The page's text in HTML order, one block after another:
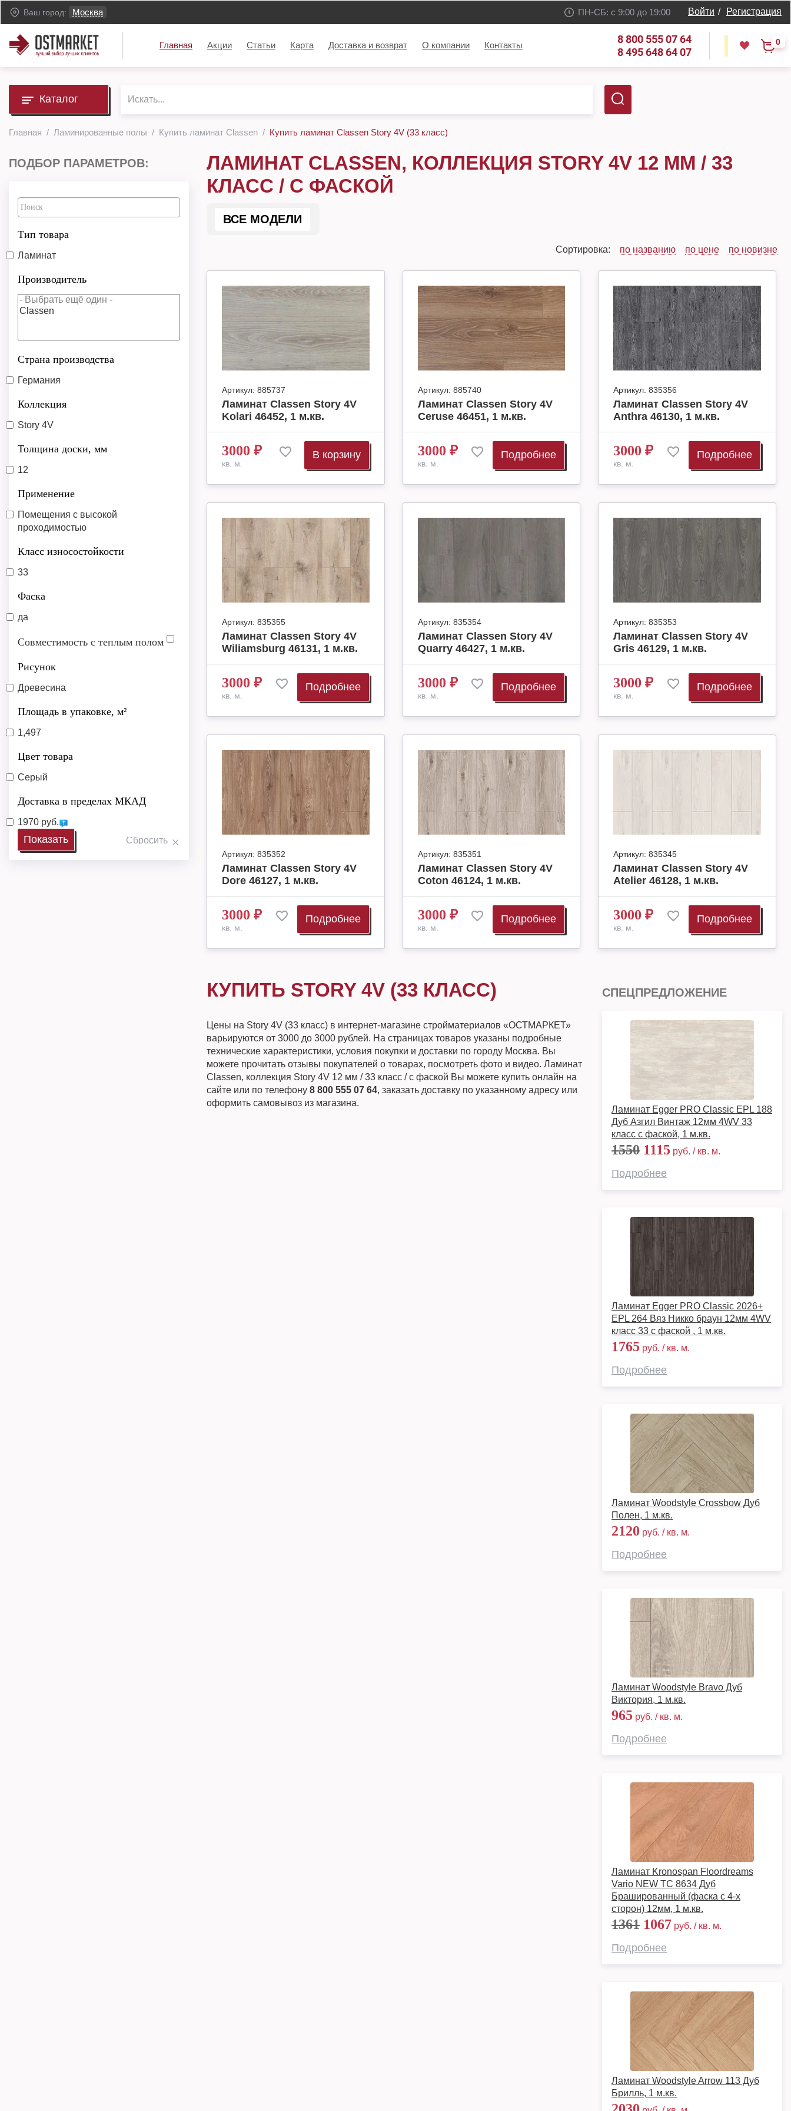
Ваш город: Москва ПН-СБ: с 9:00 до 19:00 Войти / Регистрация
Главная Акции Статьи Карта Доставка и возврат О компании Контакты
8 800 555 07 64
8 495 648 64 07
0
Каталог
Главная Ламинированные полы Купить ламинат Classen Купить ламинат Classen Story 4V (33 класс)
ПОДБОР ПАРАМЕТРОВ:
Тип товара
Ламинат
Производитель
Страна производства
Германия
Коллекция
Story 4V
Толщина доски, мм
12
Применение
Помещения с высокой
проходимостью
Класс износостойкости
33
Фаска
да
Совместимость с теплым полом
Рисунок
Древесина
Площадь в упаковке, м²
1,497
Цвет товара
Серый
Доставка в пределах МКАД
1970 руб.
ЛАМИНАТ CLASSEN, КОЛЛЕКЦИЯ STORY 4V 12 ММ / 33
КЛАСС / С ФАСКОЙ
ВСЕ МОДЕЛИ
Сортировка: по названию по цене по новизне
Артикул: 885737
Ламинат Classen Story 4V
Kolari 46452, 1 м.кв.
3000 ₽
кв. м.
В корзину
Артикул: 885740
Ламинат Classen Story 4V
Ceruse 46451, 1 м.кв.
3000 ₽
кв. м.
Подробнее
Артикул: 835356
Ламинат Classen Story 4V
Anthra 46130, 1 м.кв.
3000 ₽
кв. м.
Подробнее
Артикул: 835355
Ламинат Classen Story 4V
Wiliamsburg 46131, 1 м.кв.
3000 ₽
кв. м.
Подробнее
Артикул: 835354
Ламинат Classen Story 4V
Quarry 46427, 1 м.кв.
3000 ₽
кв. м.
Подробнее
Артикул: 835353
Ламинат Classen Story 4V
Gris 46129, 1 м.кв.
3000 ₽
кв. м.
Подробнее
Артикул: 835352
Ламинат Classen Story 4V
Dore 46127, 1 м.кв.
3000 ₽
кв. м.
Подробнее
Артикул: 835351
Ламинат Classen Story 4V
Coton 46124, 1 м.кв.
3000 ₽
кв. м.
Подробнее
Артикул: 835345
Ламинат Classen Story 4V
Atelier 46128, 1 м.кв.
3000 ₽
кв. м.
Подробнее
КУПИТЬ STORY 4V (33 КЛАСС)
Цены на Story 4V (33 класс) в интернет-магазине стройматериалов «ОСТМАРКЕТ»
варьируются от 3000 до 3000 рублей. На страницах товаров указаны подробные
технические характеристики, условия покупки и доставки по городу Москва. Вы
можете прочитать отзывы покупателей о товарах, посмотреть фото и видео. Ламинат
Classen, коллекция Story 4V 12 мм / 33 класс / с фаской Вы можете купить онлайн на
сайте или по телефону 8 800 555 07 64, заказать доставку по указанному адресу или
оформить самовывоз из магазина.
СПЕЦПРЕДЛОЖЕНИЕ
Ламинат Egger PRO Classic EPL 188
Дуб Азгил Винтаж 12мм 4WV 33
класс с фаской, 1 м.кв.
1550 1115 руб. / кв. м.
Подробнее
Ламинат Egger PRO Classic 2026+
EPL 264 Вяз Никко браун 12мм 4WV
класс 33 с фаской , 1 м.кв.
1765 руб. / кв. м.
Подробнее
Ламинат Woodstyle Crossbow Дуб
Полен, 1 м.кв.
2120 руб. / кв. м.
Подробнее
Ламинат Woodstyle Bravo Дуб
Виктория, 1 м.кв.
965 руб. / кв. м.
Подробнее
Ламинат Kronospan Floordreams
Vario NEW TC 8634 Дуб
Брашированный (фаска с 4-х
сторон) 12мм, 1 м.кв.
1361 1067 руб. / кв. м.
Подробнее
Ламинат Woodstyle Arrow 113 Дуб
Брилль, 1 м.кв.